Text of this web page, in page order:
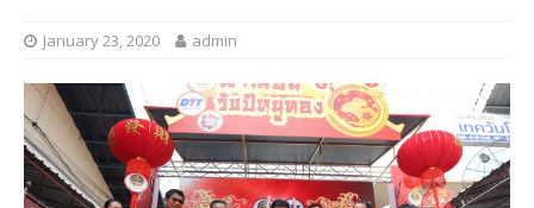
January 23, 2020 admin